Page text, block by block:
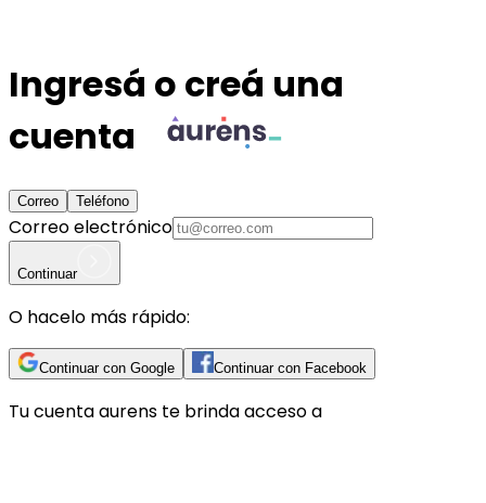
Ingresá o creá una
cuenta
Correo Teléfono
Correo electrónico
Continuar
O hacelo más rápido:
Continuar con Google Continuar con Facebook
Tu cuentaaurens te brinda acceso a